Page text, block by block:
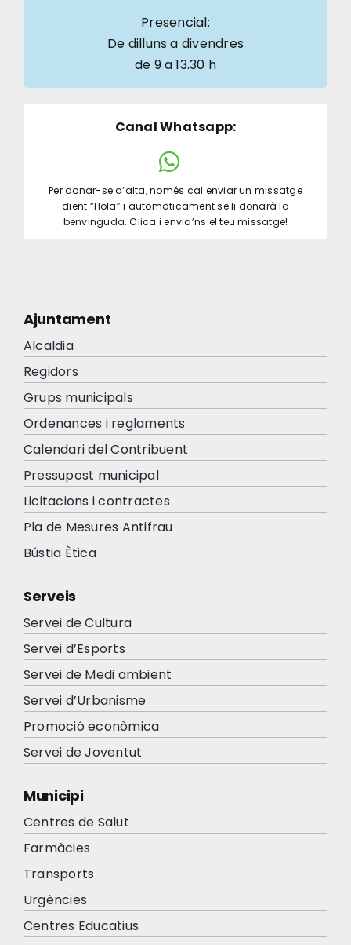
Presencial:
De dilluns a divendres
de 9 a 13.30 h
Canal Whatsapp:
Per donar-se d’alta, només cal enviar un missatge
dient “Hola” i automàticament se li donarà la
benvinguda. Clica i envia’ns el teu missatge!
Ajuntament
Alcaldia
Regidors
Grups municipals
Ordenances i reglaments
Calendari del Contribuent
Pressupost municipal
Licitacions i contractes
Pla de Mesures Antifrau
Bústia Ètica
Serveis
Servei de Cultura
Servei d’Esports
Servei de Medi ambient
Servei d’Urbanisme
Promoció econòmica
Servei de Joventut
Municipi
Centres de Salut
Farmàcies
Transports
Urgències
Centres Educatius